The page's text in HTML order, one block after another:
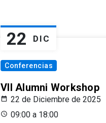
22 DIC
Conferencias
VII Alumni Workshop
22 de Diciembre de 2025
09:00 a 18:00